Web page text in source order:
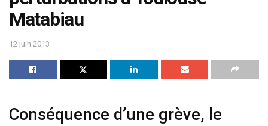
Matabiau
12 juin 2013
Conséquence d’une grève, le